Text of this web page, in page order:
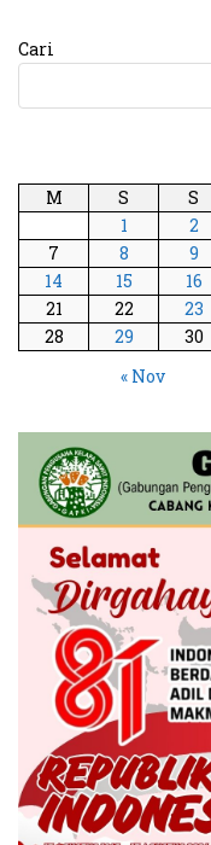
Cari
M
S S
1
2
7
8 9
14
15 16
21
22 23
28
29 30
« Nov